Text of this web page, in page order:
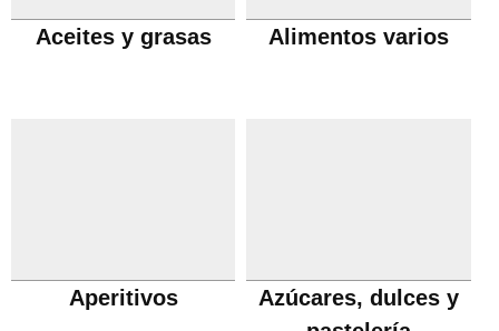
Aceites y grasas Alimentos varios
Aperitivos
Azúcares, dulces y